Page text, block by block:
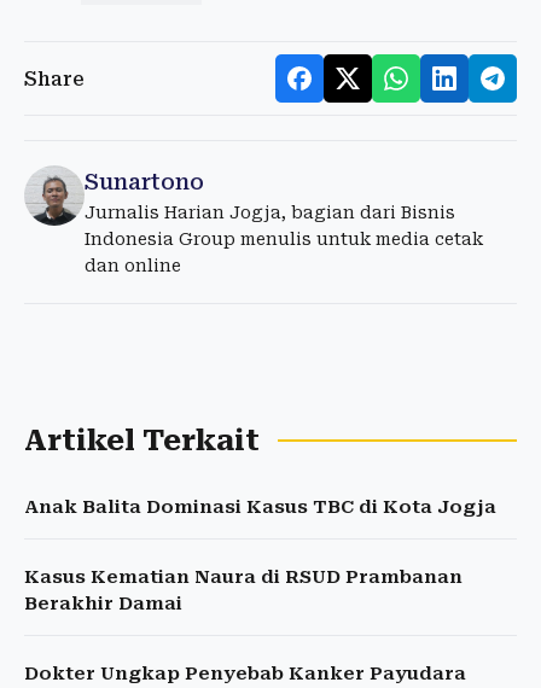
Share
Sunartono
Jurnalis Harian Jogja, bagian dari Bisnis
Indonesia Group menulis untuk media cetak
dan online
Artikel Terkait
Anak Balita Dominasi Kasus TBC di Kota Jogja
Kasus Kematian Naura di RSUD Prambanan
Berakhir Damai
Dokter Ungkap Penyebab Kanker Payudara